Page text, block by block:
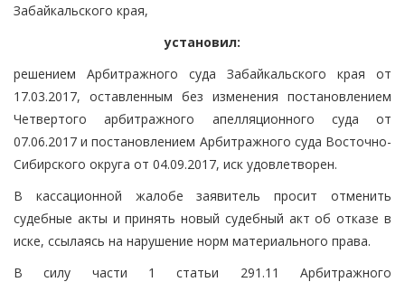
Забайкальского края,
установил:
решением Арбитражного суда Забайкальского края от
17.03.2017, оставленным без изменения постановлением
Четвертого арбитражного апелляционного суда от
07.06.2017 и постановлением Арбитражного суда Восточно-
Сибирского округа от 04.09.2017, иск удовлетворен.
В кассационной жалобе заявитель просит отменить
судебные акты и принять новый судебный акт об отказе в
иске, ссылаясь на нарушение норм материального права.
В силу части 1 статьи 291.11 Арбитражного